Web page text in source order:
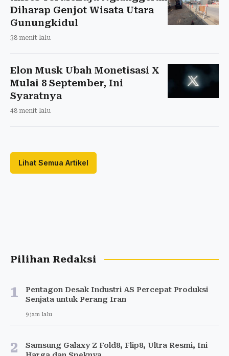
Diharap Genjot Wisata Utara
Gunungkidul
38 menit lalu
Elon Musk Ubah Monetisasi X
Mulai 8 September, Ini
Syaratnya
48 menit lalu
Lihat Semua Artikel
Pilihan Redaksi
1
Pentagon Desak Industri AS Percepat Produksi
Senjata untuk Perang Iran
9 jam lalu
2
Samsung Galaxy Z Fold8, Flip8, Ultra Resmi, Ini